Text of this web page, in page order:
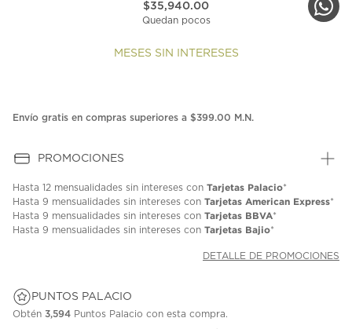
$35,940.00
Quedan pocos
MESES SIN INTERESES
Envío gratis en compras superiores a $399.00 M.N.
PROMOCIONES
Hasta 12 mensualidades sin intereses con Tarjetas Palacio*
Hasta 9 mensualidades sin intereses con Tarjetas American Express*
Hasta 9 mensualidades sin intereses con Tarjetas BBVA*
Hasta 9 mensualidades sin intereses con Tarjetas Bajio*
DETALLE DE PROMOCIONES
PUNTOS PALACIO
Obtén 3,594 Puntos Palacio con esta compra.